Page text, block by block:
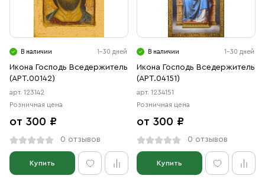
В наличии 1-30 дней
Икона Господь Вседержитель
(АРТ.00142)
арт. 123142
Розничная цена
от 300 ₽
0 отзывов
Купить
В наличии 1-30 дней
Икона Господь Вседержитель
(АРТ.04151)
арт. 1234151
Розничная цена
от 300 ₽
0 отзывов
Купить